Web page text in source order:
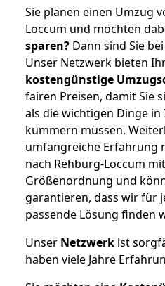
Sie planen einen Umzug
Loccum und möchten
sparen? Dann sind Sie
Unser Netzwerk bieten
kostengünstige
fairen Preisen, damit Sie
als die wichtigen Dinge
kümmern müssen.
umfangreiche Erfahrung
nach Rehburg-Loccum
Größenordnung und
garantieren, dass wir für
passende Lösung finden
Unser Netzwerk ist
haben viele Jahre